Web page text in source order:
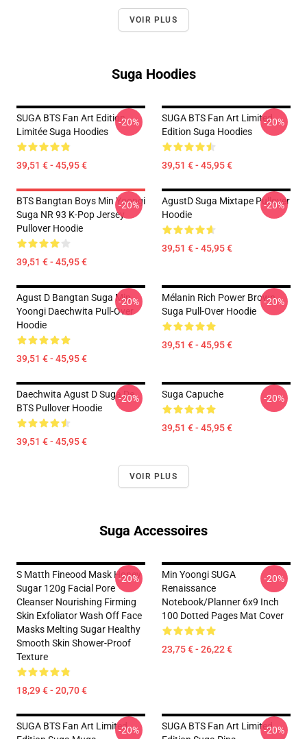
VOIR PLUS
Suga Hoodies
SUGA BTS Fan Art Edition
Limitée Suga Hoodies
39,51 € - 45,95 €
-20%
SUGA BTS Fan Art Limited
Edition Suga Hoodies
39,51 € - 45,95 €
-20%
BTS Bangtan Boys Min Yoongi
Suga NR 93 K-Pop Jersey
Pullover Hoodie
39,51 € - 45,95 €
-20%
AgustD Suga Mixtape Pullover
Hoodie
39,51 € - 45,95 €
-20%
Agust D Bangtan Suga Min
Yoongi Daechwita Pull-Over
Hoodie
39,51 € - 45,95 €
-20%
Mélanin Rich Power Brown
Suga Pull-Over Hoodie
39,51 € - 45,95 €
-20%
Daechwita Agust D Suga De
BTS Pullover Hoodie
39,51 € - 45,95 €
-20% Suga Capuche
39,51 € - 45,95 €
-20%
VOIR PLUS
Suga Accessoires
S Matth Fineood Mask Honey
Sugar 120g Facial Pore
Cleanser Nourishing Firming
Skin Exfoliator Wash Off Face
Masks Melting Sugar Healthy
Smooth Skin Shower-Proof
Texture
18,29 € - 20,70 €
-20%
Min Yoongi SUGA
Renaissance
Notebook/Planner 6x9 Inch
100 Dotted Pages Mat Cover
23,75 € - 26,22 €
-20%
SUGA BTS Fan Art Limited-20%
SUGA BTS Fan Art Limited-20%